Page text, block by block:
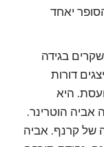
יאחד
בגידה
דורות
היא
אביה הוטרינר.
של קרנף. אביה